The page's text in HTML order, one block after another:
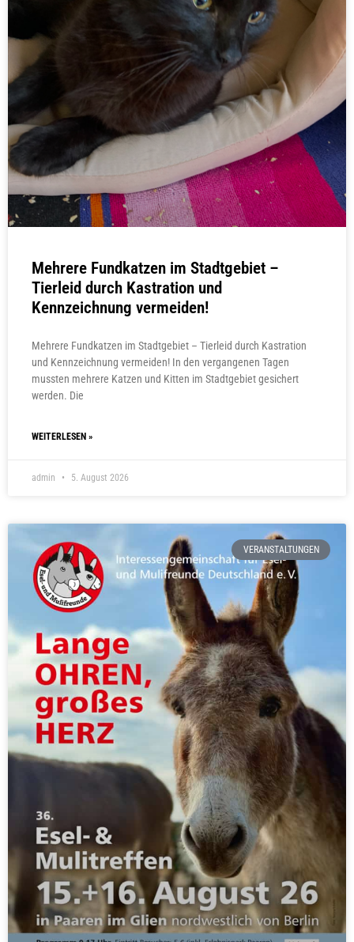
Mehrere Fundkatzen im Stadtgebiet –
Tierleid durch Kastration und
Kennzeichnung vermeiden!
Mehrere Fundkatzen im Stadtgebiet – Tierleid durch Kastration
und Kennzeichnung vermeiden! In den vergangenen Tagen
mussten mehrere Katzen und Kitten im Stadtgebiet gesichert
werden. Die
WEITERLESEN »
admin 5. August 2026
VERANSTALTUNGEN